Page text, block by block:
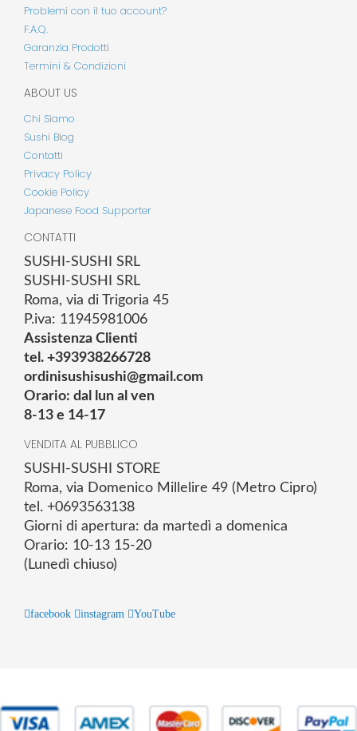
Problemi con il tuo account?
F.A.Q.
Garanzia Prodotti
Termini & Condizioni
ABOUT US
Chi Siamo
Sushi Blog
Contatti
Privacy Policy
Cookie Policy
Japanese Food Supporter
CONTATTI
SUSHI-SUSHI SRL
SUSHI-SUSHI SRL
Roma, via di Trigoria 45
P.iva: 11945981006
Assistenza Clienti
tel. +393938266728
ordinisushisushi@gmail.com
Orario: dal lun al ven
8-13 e 14-17
VENDITA AL PUBBLICO
SUSHI-SUSHI STORE
Roma, via Domenico Millelire 49 (Metro Cipro)
tel. +0693563138
Giorni di apertura: da martedì a domenica
Orario: 10-13 15-20
(Lunedì chiuso)
facebook instagram YouTube